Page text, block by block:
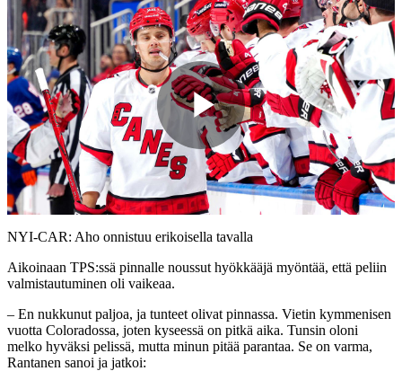
Play
Video
NYI-CAR: Aho onnistuu erikoisella tavalla
Aikoinaan TPS:ssä pinnalle noussut hyökkääjä myöntää, että peliin
valmistautuminen oli vaikeaa.
– En nukkunut paljoa, ja tunteet olivat pinnassa. Vietin kymmenisen
vuotta Coloradossa, joten kyseessä on pitkä aika. Tunsin oloni
melko hyväksi pelissä, mutta minun pitää parantaa. Se on varma,
Rantanen sanoi ja jatkoi: